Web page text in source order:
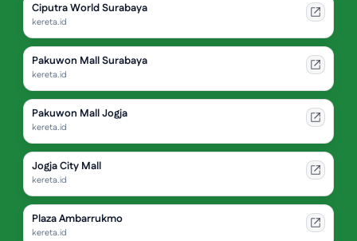
Ciputra World Surabaya
kereta.id
Pakuwon Mall Surabaya
kereta.id
Pakuwon Mall Jogja
kereta.id
Jogja City Mall
kereta.id
Plaza Ambarrukmo
kereta.id